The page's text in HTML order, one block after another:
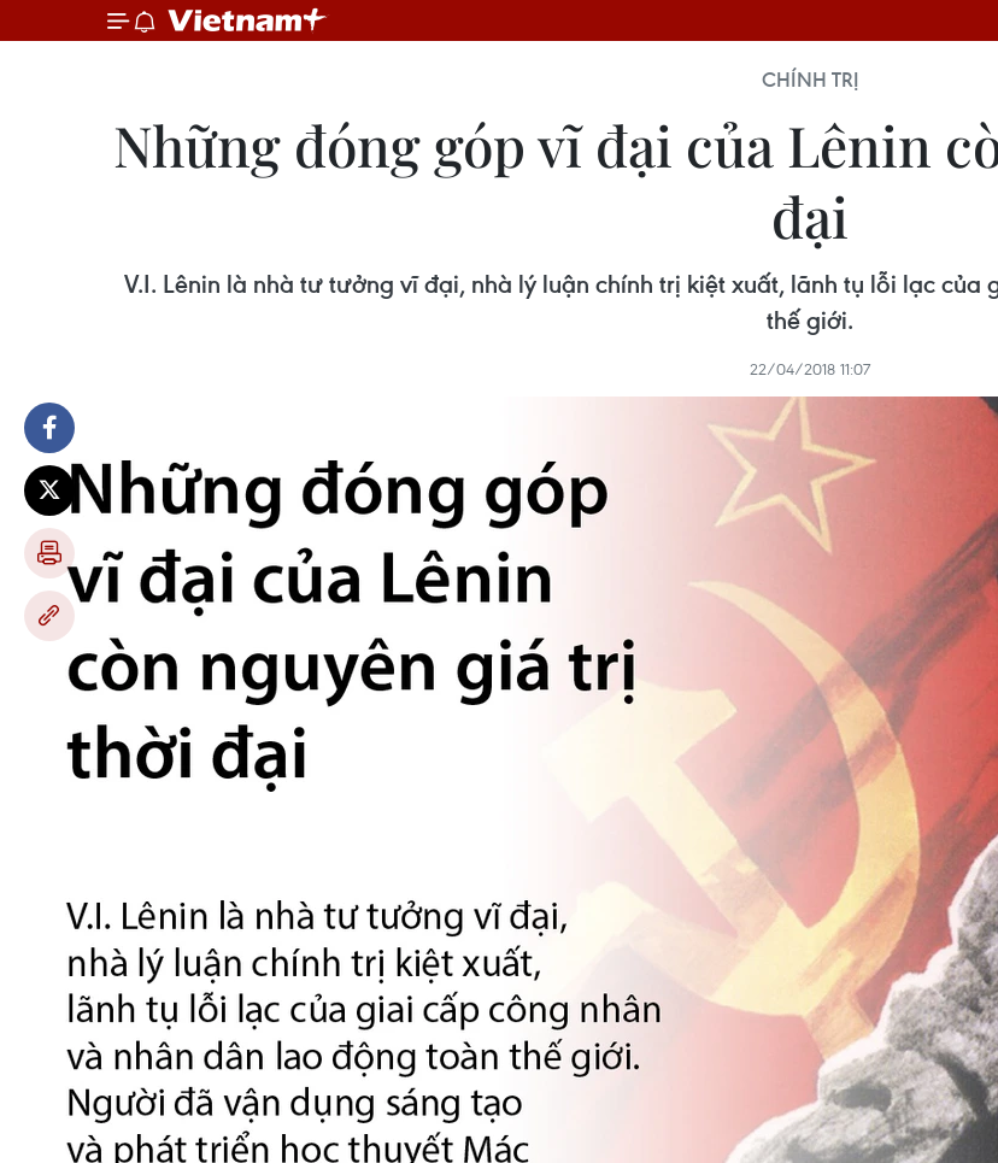
CHÍNH TRỊ
Những đóng góp vĩ đại của Lênin
đại
V.I. Lênin là nhà tư tưởng vĩ đại, nhà lý luận chính trị kiệt xuất, lãnh tụ lỗi lạc
thế giới.
22/04/2018 11:07